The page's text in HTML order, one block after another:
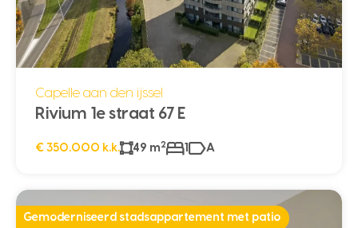
Capelle aan den ijssel
Rivium 1e straat 67 E
€ 350.000 k.k. 49 m2 1 A
Gemoderniseerd stadsappartement met patio